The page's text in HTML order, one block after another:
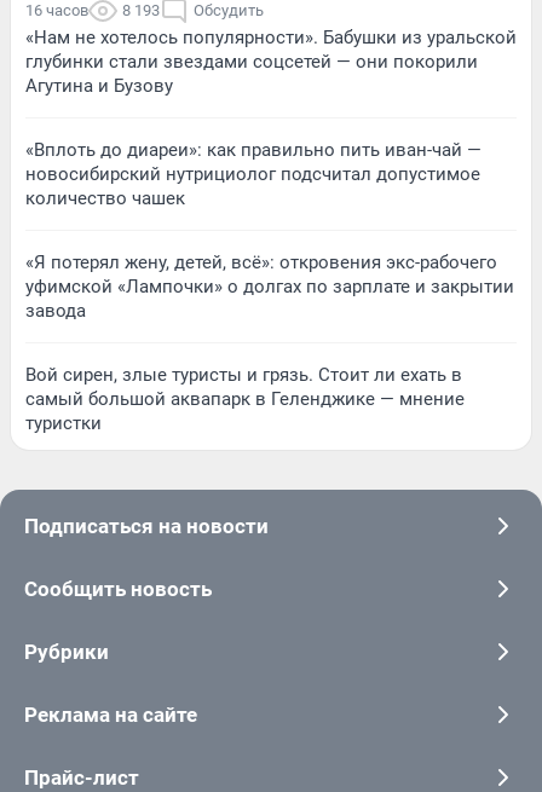
16 часов 8 193 Обсудить
«Нам не хотелось популярности». Бабушки из уральской
глубинки стали звездами соцсетей — они покорили
Агутина и Бузову
«Вплоть до диареи»: как правильно пить иван-чай —
новосибирский нутрициолог подсчитал допустимое
количество чашек
«Я потерял жену, детей, всё»: откровения экс-рабочего
уфимской «Лампочки» о долгах по зарплате и закрытии
завода
Вой сирен, злые туристы и грязь. Стоит ли ехать в
самый большой аквапарк в Геленджике — мнение
туристки
Подписаться на новости
Сообщить новость
Рубрики
Реклама на сайте
Прайс-лист